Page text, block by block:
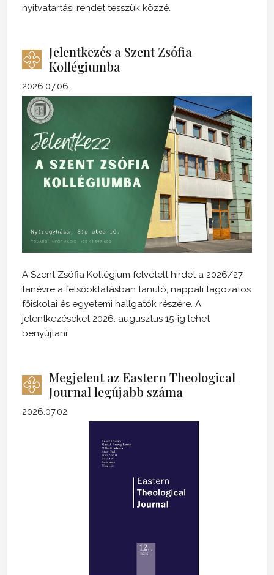
nyitvatartási rendet tesszük közzé.
Jelentkezés a Szent Zsófia
Kollégiumba
2026.07.06.
A Szent Zsófia Kollégium felvételt hirdet a 2026/27.
tanévre a felsőoktatásban tanuló, nappali tagozatos
főiskolai és egyetemi hallgatók részére. A
jelentkezéseket 2026. augusztus 15-ig lehet
benyújtani.
Megjelent az Eastern Theological
Journal legújabb száma
2026.07.02.